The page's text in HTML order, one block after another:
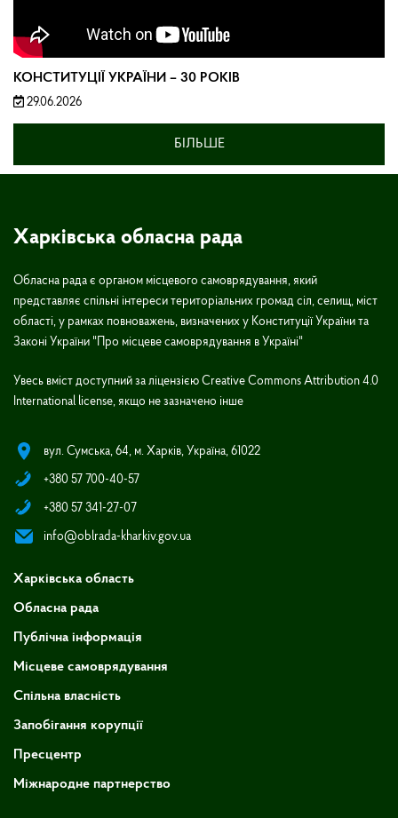
КОНСТИТУЦІЇ УКРАЇНИ – 30 РОКІВ
29.06.2026
БІЛЬШЕ
Харківська обласна рада
Обласна рада є органом місцевого самоврядування, який
представляє спільні інтереси територіальних громад сіл, селищ, міст
області, у рамках повноважень, визначених у Конституції України та
Законі України "Про місцеве самоврядування в Україні"
Увесь вміст доступний за ліцензією Creative Commons Attribution 4.0
International license, якщо не зазначено інше
вул. Сумська, 64, м. Харків, Україна, 61022
+380 57 700-40-57
+380 57 341-27-07
info@oblrada-kharkiv.gov.ua
Харківська область
Обласна рада
Публічна інформація
Місцеве самоврядування
Спільна власність
Запобігання корупції
Пресцентр
Міжнародне партнерство